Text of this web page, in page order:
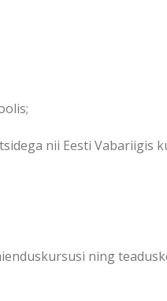
nii Eesti Vabariigis
ning